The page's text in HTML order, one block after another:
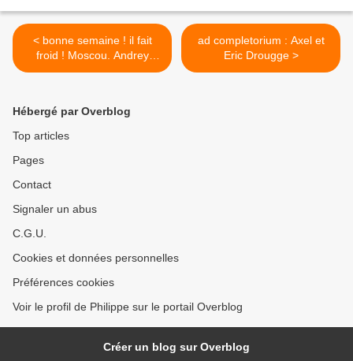
< bonne semaine ! il fait
froid ! Moscou. Andrey
Filonov - Chopin -
ad completorium : Axel et
Eric Drougge >
Hébergé par Overblog
Top articles
Pages
Contact
Signaler un abus
C.G.U.
Cookies et données personnelles
Préférences cookies
Voir le profil de Philippe sur le portail Overblog
Créer un blog sur Overblog